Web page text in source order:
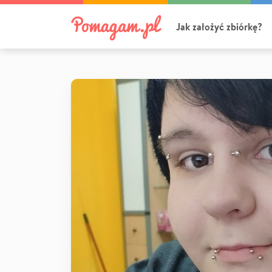
Jak założyć zbiórkę?